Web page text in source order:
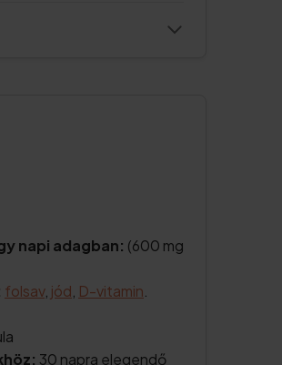
napi adagban: (600 mg
folsav, jód D-vitamin
30 napra elegendő